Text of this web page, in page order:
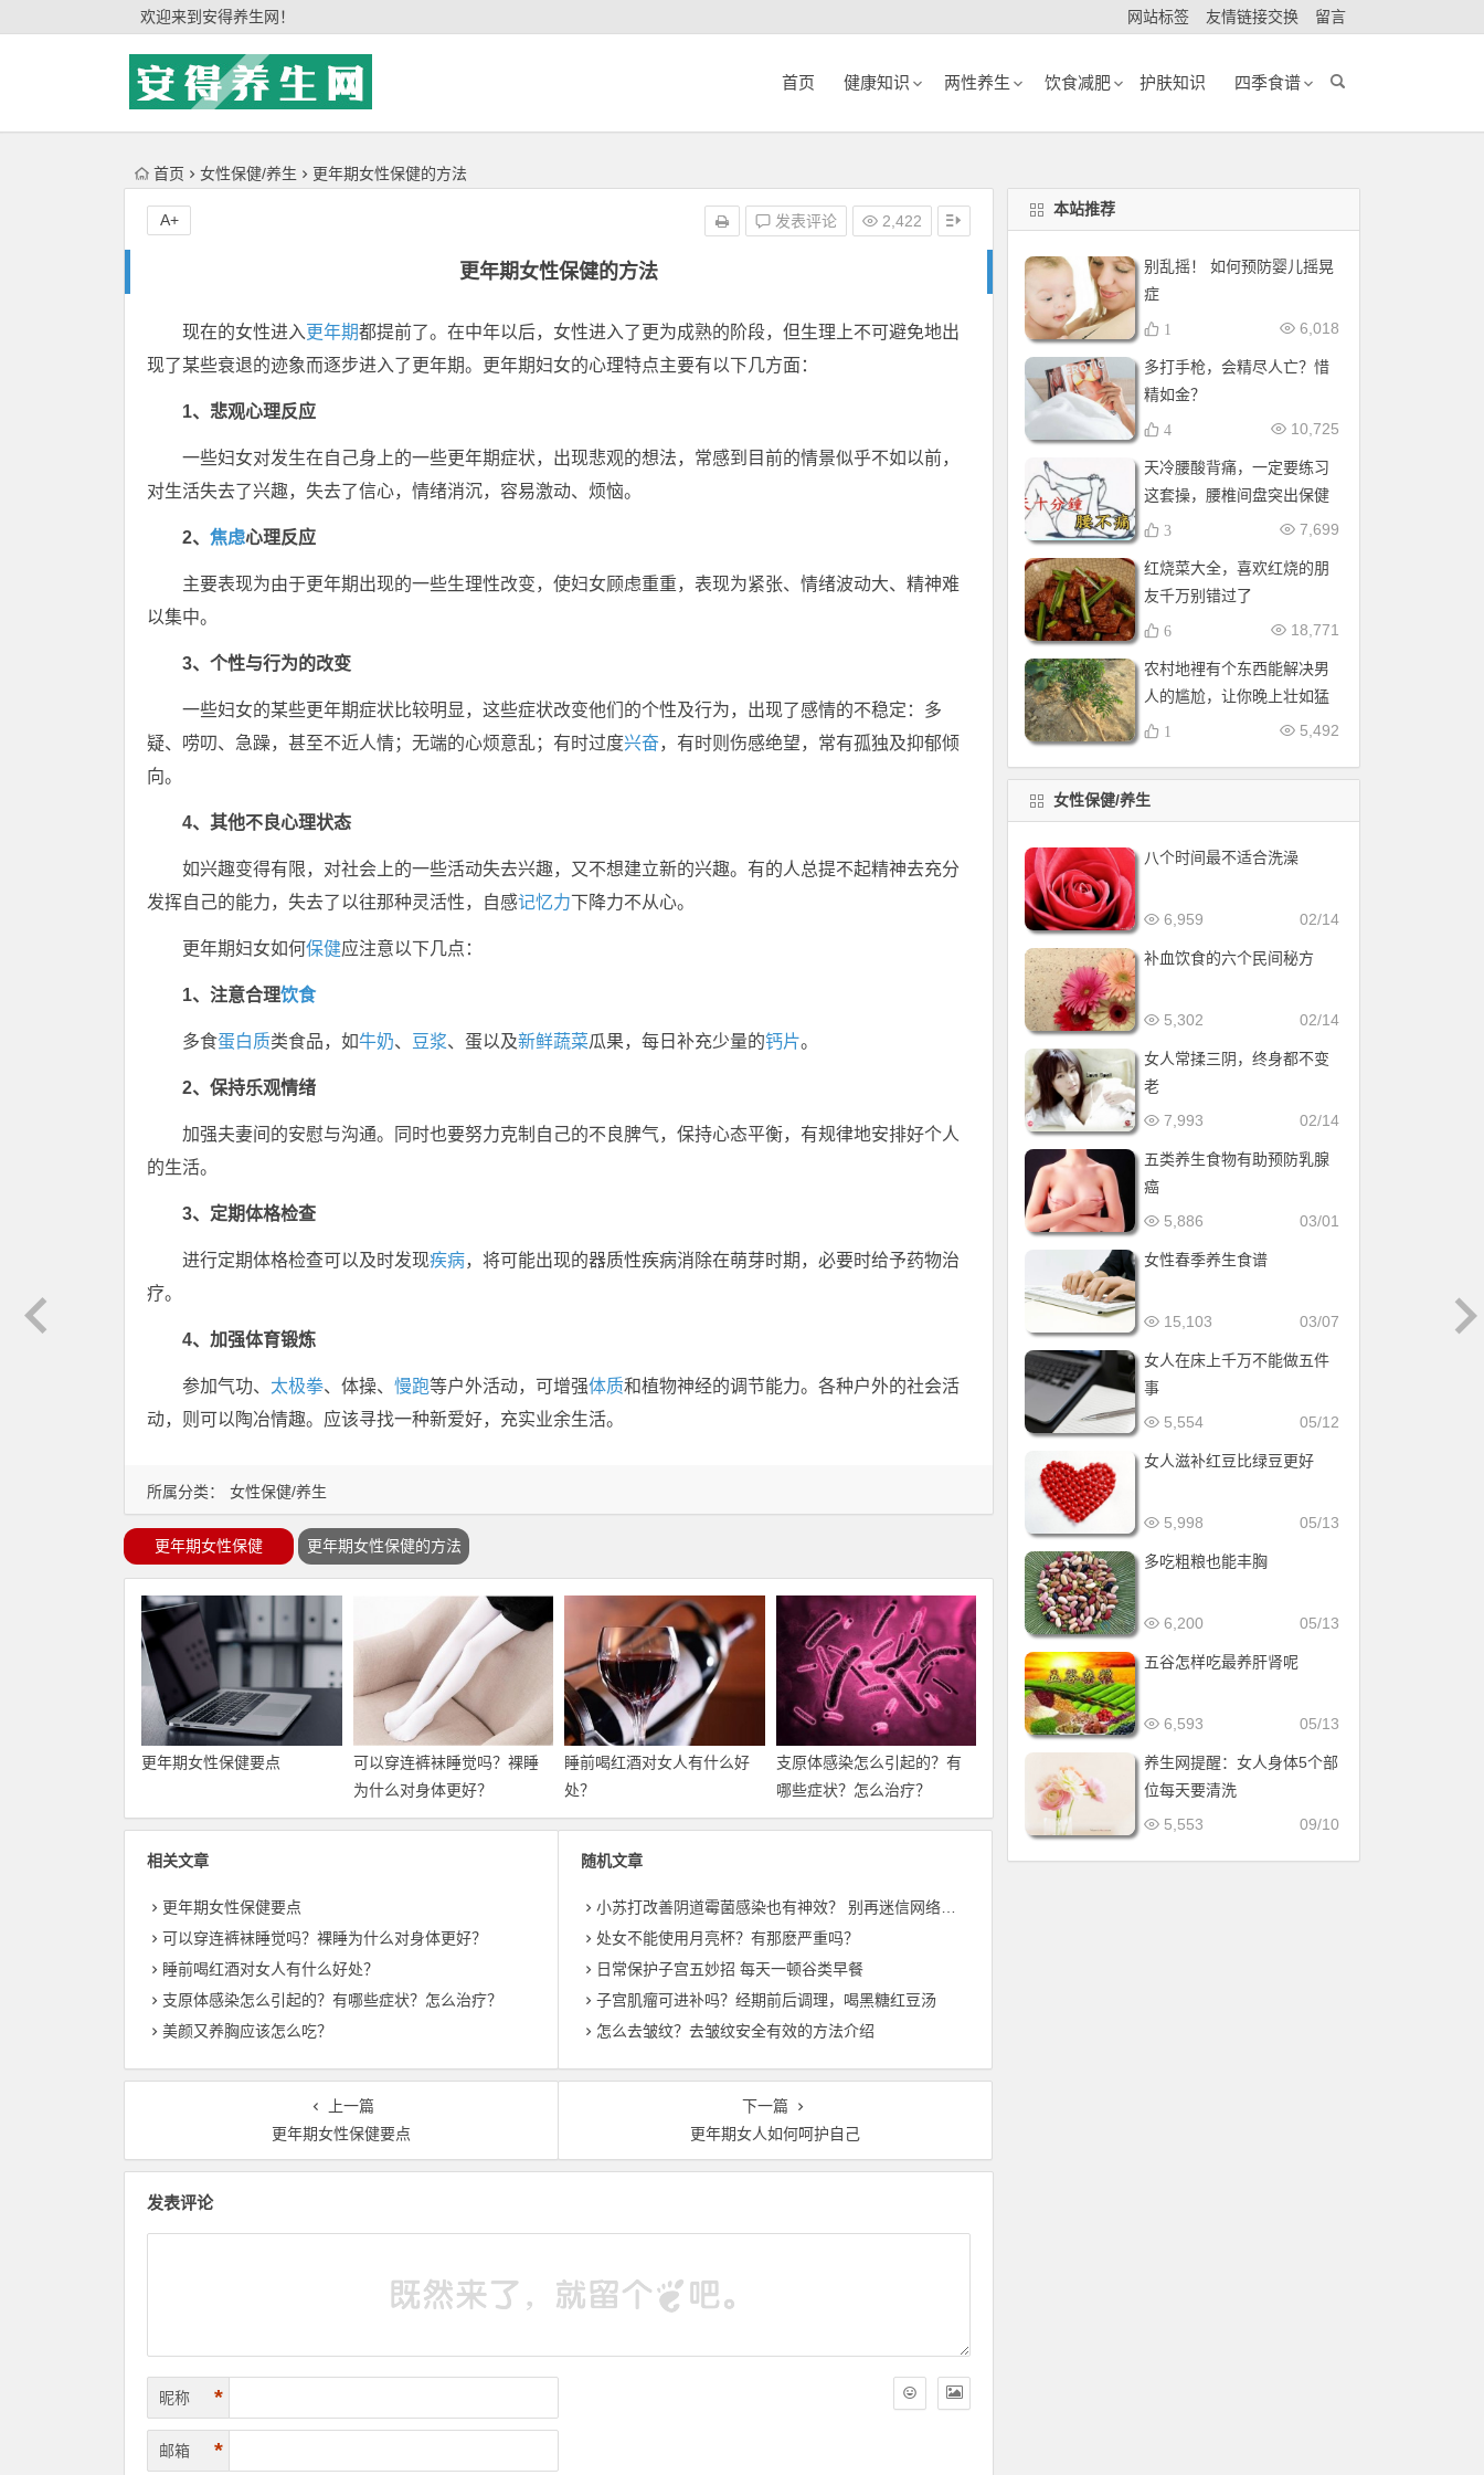
欢迎来到安得养生网！ 网站标签 友情链接交换 留言
首页 健康知识 两性养生 饮食减肥 护肤知识 四季食谱
首页 女性保健/养生 更年期女性保健的方法
更年期女性保健的方法
发表评论 2,422
A+
所属分类： 女性保健/养生
现在的女性进入 更年期都提前了。在中年以后，女性进入了更为成熟的阶段，但生理上不可避免地出
现了某些衰退的迹象而逐步进入了更年期。更年期妇女的心理特点主要有以下几方面：
1、悲观心理反应
一些妇女对发生在自己身上的一些更年期症状，出现悲观的想法，常感到目前的情景似乎不如以前，
对生活失去了兴趣，失去了信心，情绪消沉，容易激动、烦恼。
2、 焦虑心理反应
主要表现为由于更年期出现的一些生理性改变，使妇女顾虑重重，表现为紧张、情绪波动大、精神难
以集中。
3、个性与行为的改变
一些妇女的某些更年期症状比较明显，这些症状改变他们的个性及行为，出现了感情的不稳定：多
疑、唠叨、急躁，甚至不近人情；无端的心烦意乱；有时过度兴奋，有时则伤感绝望，常有孤独及抑郁倾
向。
4、其他不良心理状态
如兴趣变得有限，对社会上的一些活动失去兴趣，又不想建立新的兴趣。有的人总提不起精神去充分
发挥自己的能力，失去了以往那种灵活性，自感记忆力下降力不从心。
更年期妇女如何保健应注意以下几点：
1、注意合理饮食
多食蛋白质类食品，如牛奶、 豆浆、蛋以及新鲜蔬菜瓜果，每日补充少量的钙片。
2、保持乐观情绪
加强夫妻间的安慰与沟通。同时也要努力克制自己的不良脾气，保持心态平衡，有规律地安排好个人
的生活。
3、定期体格检查
进行定期体格检查可以及时发现疾病，将可能出现的器质性疾病消除在萌芽时期，必要时给予药物治
疗。
4、加强体育锻炼
参加气功、 太极拳、体操、 慢跑等户外活动，可增强体质和植物神经的调节能力。各种户外的社会活
动，则可以陶冶情趣。应该寻找一种新爱好，充实业余生活。
更年期女性保健 更年期女性保健的方法
更年期女性保健要点
可以穿连裤袜睡觉吗？裸睡
为什么对身体更好？
睡前喝红酒对女人有什么好
处？
支原体感染怎么引起的？有
哪些症状？怎么治疗？
相关文章
更年期女性保健要点
可以穿连裤袜睡觉吗？裸睡为什么对身体更好？
睡前喝红酒对女人有什么好处？
支原体感染怎么引起的？有哪些症状？怎么治疗？
美颜又养胸应该怎么吃？
随机文章
小苏打改善阴道霉菌感染也有神效？ 别再迷信网络谣言了
处女不能使用月亮杯？有那麽严重吗？
日常保护子宫五妙招 每天一顿谷类早餐
子宫肌瘤可进补吗？经期前后调理，喝黑糖红豆汤
怎么去皱纹？去皱纹安全有效的方法介绍
上一篇
更年期女性保健要点
下一篇
更年期女人如何呵护自己
发表评论
昵称 *
邮箱 *
本站推荐
别乱摇！ 如何预防婴儿摇晃
症
6,018
1
多打手枪，会精尽人亡？惜
精如金？
10,725
4
天冷腰酸背痛，一定要练习
这套操，腰椎间盘突出保健
操，全套收好！每天十分钟
7,699
3
红烧菜大全，喜欢红烧的朋
友千万别错过了
18,771
6
农村地裡有个东西能解决男
人的尴尬，让你晚上壮如猛
牛床受不了
5,492
1
女性保健/养生
八个时间最不适合洗澡
02/14
6,959
补血饮食的六个民间秘方
02/14
5,302
女人常揉三阴，终身都不变
老
02/14
7,993
五类养生食物有助预防乳腺
癌
03/01
5,886
女性春季养生食谱
03/07
15,103
女人在床上千万不能做五件
事
05/12
5,554
女人滋补红豆比绿豆更好
05/13
5,998
多吃粗粮也能丰胸
05/13
6,200
五谷怎样吃最养肝肾呢
05/13
6,593
养生网提醒：女人身体5个部
位每天要清洗
09/10
5,553